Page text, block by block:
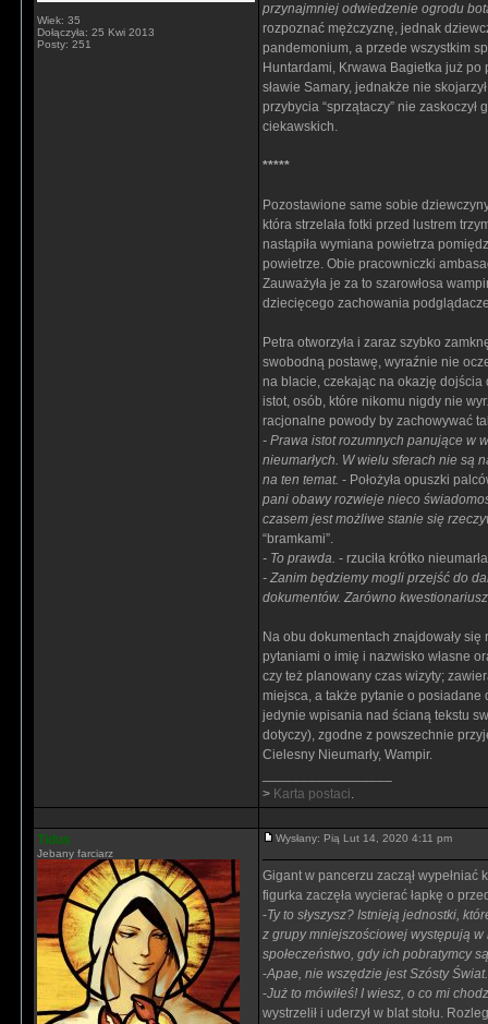
Wiek: 35
Dołączyła: 25 Kwi 2013
Posty: 251
przynajmniej odwiedzenie ogrodu
rozpoznać mężczyznę, jednak
pandemonium, a przede wszystkim
Huntardami, Krwawa Bagietka już po
sławie Samary, jednakże nie
przybycia “sprzątaczy” nie
ciekawskich.
*****
Pozostawione same sobie
która strzelała fotki przed lustrem
nastąpiła wymiana powietrza
powietrze. Obie pracowniczki
Zauważyła je za to szarowłosa
dziecięcego zachowania
Petra otworzyła i zaraz szybko
swobodną postawę, wyraźnie nie
na blacie, czekając na okazję dojścia
istot, osób, które nikomu nigdy nie
racjonalne powody by zachowywać
- Prawa istot rozumnych panujące w
nieumarłych. W wielu sferach nie są
na ten temat. - Położyła opuszki
pani obawy rozwieje nieco
czasem jest możliwe stanie się
“bramkami”.
- To prawda. - rzuciła krótko
- Zanim będziemy mogli przejść do
dokumentów. Zarówno
Na obu dokumentach znajdowały
pytaniami o imię i nazwisko własne
czy też planowany czas wizyty;
miejsca, a także pytanie o
jedynie wpisania nad ścianą tekstu
dotyczy), zgodne z powszechnie
Cielesny Nieumarły, Wampir.
> Karta postaci.
Tidus
Jebany farciarz
Wysłany: Pią Lut 14, 2020 4:11 pm
Gigant w pancerzu zaczął
figurka zaczęła wycierać łapkę o
-Ty to słyszysz? Istnieją jednostki,
z grupy mniejszościowej występują
społeczeństwo, gdy ich pobratymcy
-Apae, nie wszędzie jest Szósty
-Już to mówiłeś! I wiesz, o co mi
wystrzelił i uderzył w blat stołu.